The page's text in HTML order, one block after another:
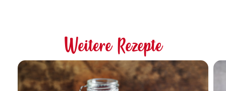
Weitere Rezepte